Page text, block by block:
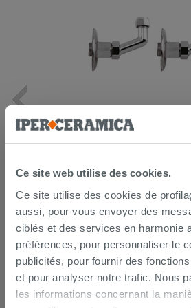
Ce site web utilise des cookies.
Ce site utilise des cookies de
aussi, pour vous envoyer des
ciblés et des services en harmonie
préférences, pour personnaliser le
publicités, pour fournir des
et pour analyser notre trafic. Nous
les informations concernant la
Lot de 2 coudes sous
chromé
14,90 € /PC
AJOUTER AU